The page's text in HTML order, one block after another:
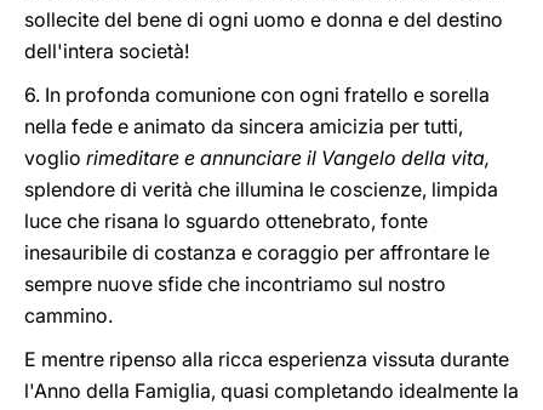
sollecite del bene di ogni uomo e donna e del destino
dell'intera società!
6. In profonda comunione con ogni fratello e sorella
nella fede e animato da sincera amicizia per tutti,
voglio rimeditare e annunciare il Vangelo della vita,
splendore di verità che illumina le coscienze, limpida
luce che risana lo sguardo ottenebrato, fonte
inesauribile di costanza e coraggio per affrontare le
sempre nuove sfide che incontriamo sul nostro
cammino.
E mentre ripenso alla ricca esperienza vissuta durante
l'Anno della Famiglia, quasi completando idealmente la